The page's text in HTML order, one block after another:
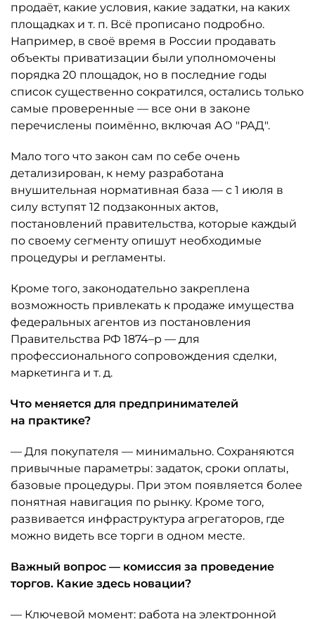
продаёт, какие условия, какие задатки, на каких
площадках и т. п. Всё прописано подробно.
Например, в своё время в России продавать
объекты приватизации были уполномочены
порядка 20 площадок, но в последние годы
список существенно сократился, остались только
самые проверенные — все они в законе
перечислены поимённо, включая АО "РАД".
Мало того что закон сам по себе очень
детализирован, к нему разработана
внушительная нормативная база — с 1 июля в
силу вступят 12 подзаконных актов,
постановлений правительства, которые каждый
по своему сегменту опишут необходимые
процедуры и регламенты.
Кроме того, законодательно закреплена
возможность привлекать к продаже имущества
федеральных агентов из постановления
Правительства РФ 1874–р — для
профессионального сопровождения сделки,
маркетинга и т. д.
Что меняется для предпринимателей
на практике?
— Для покупателя — минимально. Сохраняются
привычные параметры: задаток, сроки оплаты,
базовые процедуры. При этом появляется более
понятная навигация по рынку. Кроме того,
развивается инфраструктура агрегаторов, где
можно видеть все торги в одном месте.
Важный вопрос — комиссия за проведение
торгов. Какие здесь новации?
— Ключевой момент: работа на электронной